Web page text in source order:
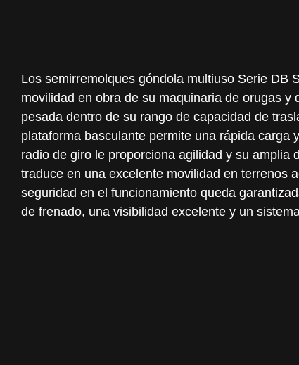
Los semirremolques góndola multiuso Serie DB
movilidad en obra de su maquinaria de orugas y
pesada dentro de su rango de capacidad de
plataforma basculante permite una rápida carga
radio de giro le proporciona agilidad y su amplia
traduce en una excelente movilidad en terrenos
seguridad en el funcionamiento queda
de frenado, una visibilidad excelente y un